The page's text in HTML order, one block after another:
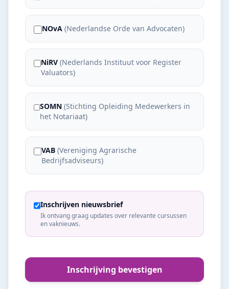
NOvA (Nederlandse Orde van Advocaten)
NiRV (Nederlands Instituut voor Register
Valuators)
SOMN (Stichting Opleiding Medewerkers in
het Notariaat)
VAB (Vereniging Agrarische
Bedrijfsadviseurs)
Inschrijven nieuwsbrief
Ik ontvang graag updates over relevante cursussen
en vaknieuws.
Inschrijving bevestigen